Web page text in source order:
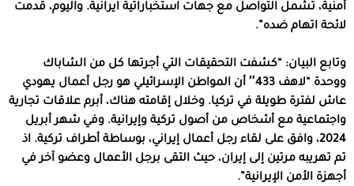
أمنية، تشمل التواصل مع جهات استخباراتية ايرانية. واليوم، قُدمت
لائحة اتهام ضده”.
وتابع البيان: “كشفت التحقيقات التي أجرتها كل من الشاباك
ووحدة “لاهف 433″ أن المواطن الإسرائيلي هو رجل أعمال يهودي
عاش لفترة طويلة في تركيا. وخلال إقامته هناك، أبرم علاقات تجارية
واجتماعية مع أشخاص من أصول تركية وإيرانية. وفي شهر أبريل
2024، وافق على لقاء رجل أعمال إيراني، بوساطة أطراف تركية. اذ
تم تهريبه مرتين إلى إيران، حيث التقى برجل الأعمال وعضو آخر في
أجهزة الأمن الإيرانية”.